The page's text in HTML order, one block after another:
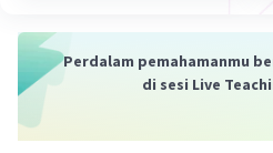
Beri Rating·0.0(0)
Perdalam pemahamanmu
di sesi Live